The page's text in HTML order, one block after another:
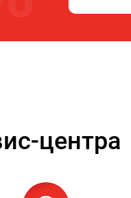
центра